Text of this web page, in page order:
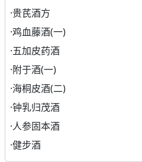
·贵芪酒方
·鸡血藤酒(一)
·五加皮药酒
·附于酒(一)
·海桐皮酒(二)
·钟乳归茂酒
·人参固本酒
·健步酒